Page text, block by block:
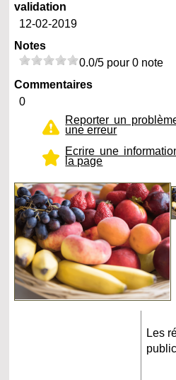
validation
12-02-2019
Notes
0.0/5 pour 0 note
Commentaires
0
Reporter un
une erreur
Ecrire une
la page
Les